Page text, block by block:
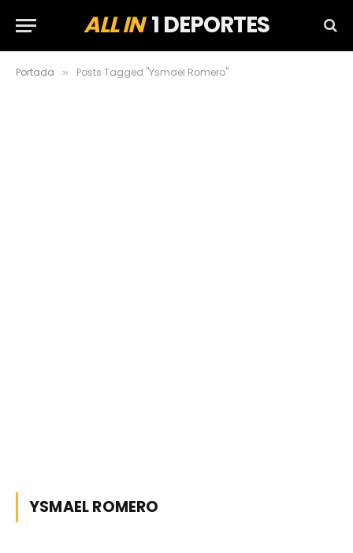
ALL IN1 DEPORTES
Portada » Posts Tagged "Ysmael Romero"
YSMAEL ROMERO